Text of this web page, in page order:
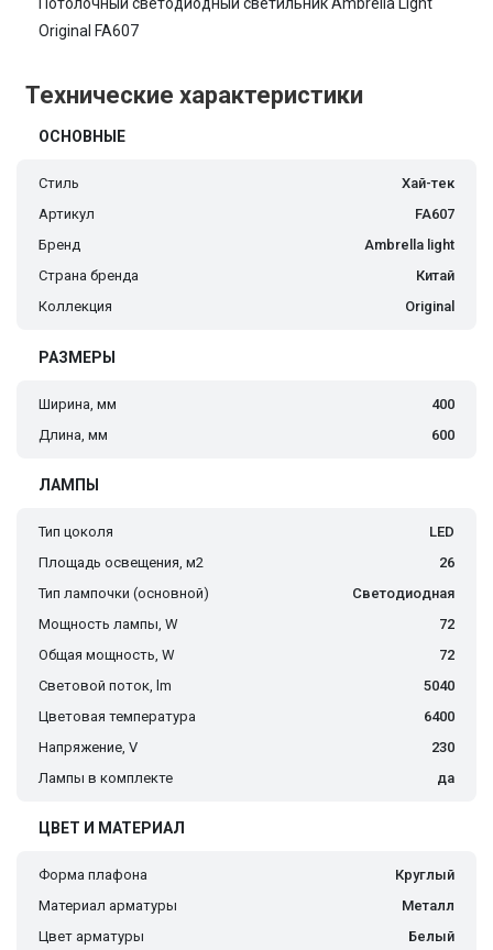
Original FA607
Технические характеристики
ОСНОВНЫЕ
Стиль
Хай-тек
Артикул
FA607
Бренд
Ambrella light
Страна бренда
Китай
Коллекция
Original
РАЗМЕРЫ
Ширина, мм
400
Длина, мм
600
ЛАМПЫ
Тип цоколя
LED
Площадь освещения, м2
26
Тип лампочки (основной)
Светодиодная
Мощность лампы, W
72
Общая мощность, W
72
Световой поток, lm
5040
Цветовая температура
6400
Напряжение, V
230
Лампы в комплекте
да
ЦВЕТ И МАТЕРИАЛ
Форма плафона
Круглый
Материал арматуры
Металл
Цвет арматуры
Белый